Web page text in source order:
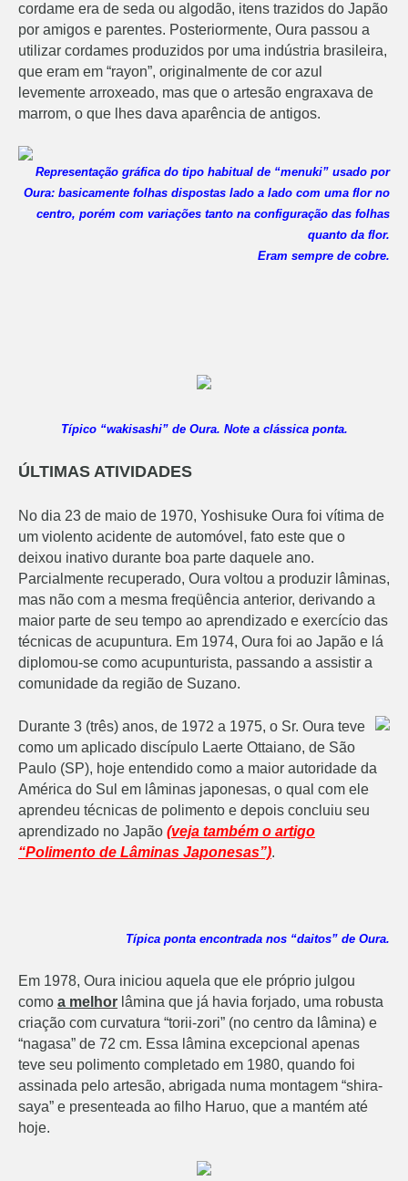
cordame era de seda ou algodão, itens trazidos do Japão
por amigos e parentes. Posteriormente, Oura passou a
utilizar cordames produzidos por uma indústria brasileira,
que eram em “rayon”, originalmente de cor azul
levemente arroxeado, mas que o artesão engraxava de
marrom, o que lhes dava aparência de antigos.
Representação gráfica do tipo habitual de “menuki” usado por
Oura: basicamente folhas dispostas lado a lado com uma flor no
centro, porém com variações tanto na configuração das folhas
quanto da flor.
Eram sempre de cobre.
Típico “wakisashi” de Oura. Note a clássica ponta.
ÚLTIMAS ATIVIDADES
No dia 23 de maio de 1970, Yoshisuke Oura foi vítima de
um violento acidente de automóvel, fato este que o
deixou inativo durante boa parte daquele ano.
Parcialmente recuperado, Oura voltou a produzir lâminas,
mas não com a mesma freqüência anterior, derivando a
maior parte de seu tempo ao aprendizado e exercício das
técnicas de acupuntura. Em 1974, Oura foi ao Japão e lá
diplomou-se como acupunturista, passando a assistir a
comunidade da região de Suzano.
Durante 3 (três) anos, de 1972 a 1975, o Sr. Oura teve
como um aplicado discípulo Laerte Ottaiano, de São
Paulo (SP), hoje entendido como a maior autoridade da
América do Sul em lâminas japonesas, o qual com ele
aprendeu técnicas de polimento e depois concluiu seu
aprendizado no Japão (veja também o artigo
“Polimento de Lâminas Japonesas”).
Típica ponta encontrada nos “daitos” de Oura.
Em 1978, Oura iniciou aquela que ele próprio julgou
como a melhor lâmina que já havia forjado, uma robusta
criação com curvatura “torii-zori” (no centro da lâmina) e
“nagasa” de 72 cm. Essa lâmina excepcional apenas
teve seu polimento completado em 1980, quando foi
assinada pelo artesão, abrigada numa montagem “shira-
saya” e presenteada ao filho Haruo, que a mantém até
hoje.